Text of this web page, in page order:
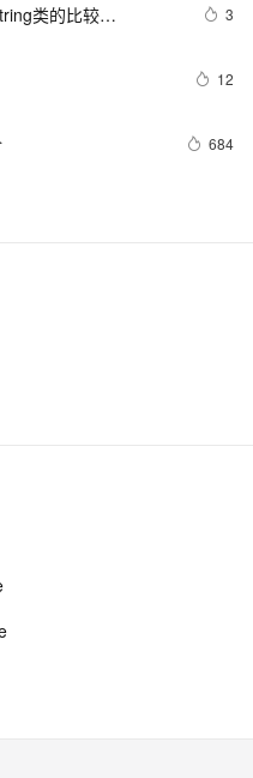
类的比较
3
12
684
的设计
详解(17) 更好地显
留问题,从C++11到
final关键字(修饰成